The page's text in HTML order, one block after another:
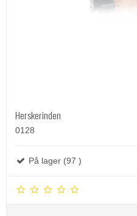
Herskerinden
0128
På lager (97 )